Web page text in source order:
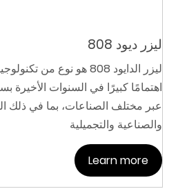
ليزر ديود 808
ليزر الدايود 808 هو نوع من
اهتمامًا كبيرًا في السنوات الأخيرة
عبر مختلف الصناعات، بما في ذلك
والصناعية والتجميلية
Learn more